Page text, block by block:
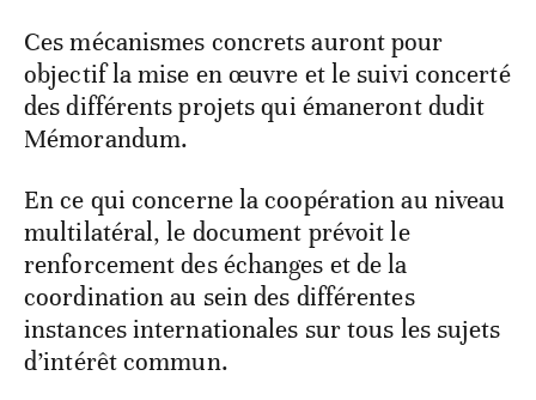
Ces mécanismes concrets auront pour
objectif la mise en œuvre et le suivi concerté
des différents projets qui émaneront dudit
Mémorandum.
En ce qui concerne la coopération au niveau
multilatéral, le document prévoit le
renforcement des échanges et de la
coordination au sein des différentes
instances internationales sur tous les sujets
d’intérêt commun.